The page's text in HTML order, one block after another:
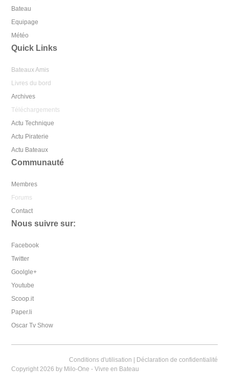
Bateau
Equipage
Météo
Quick Links
Bateaux Amis
Livres du bord
Archives
Téléchargements
Actu Technique
Actu Piraterie
Actu Bateaux
Communauté
Membres
Forums
Contact
Nous suivre sur:
Facebook
Twitter
Goolgle+
Youtube
Scoop.it
Paper.li
Oscar Tv Show
Conditions d'utilisation
Déclaration de confidentialité
Copyright 2026 by Milo-One - Vivre en Bateau